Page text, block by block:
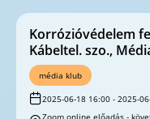
Korrózióvédelem
Kábeltel. szo.,
média klub
2025-06-18 16:00 - 2025-
Zoom online előadás -